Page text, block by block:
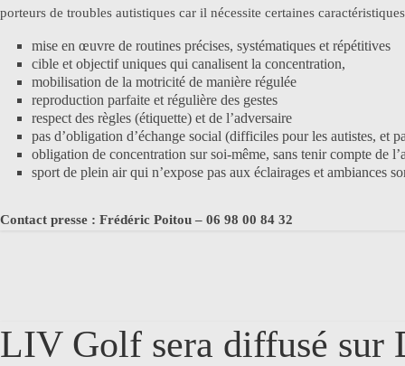
porteurs de troubles autistiques car il nécessite certaines
mise en œuvre de routines précises, systématiques et répétitives
cible et objectif uniques qui canalisent la concentration,
mobilisation de la motricité de manière régulée
reproduction parfaite et régulière des gestes
respect des règles (étiquette) et de l’adversaire
pas d’obligation d’échange social (difficiles pour les autistes, et
obligation de concentration sur soi-même, sans tenir compte de
sport de plein air qui n’expose pas aux éclairages et ambiances
Contact presse : Frédéric Poitou – 06 98 00 84 32
LIV Golf sera diffusé sur